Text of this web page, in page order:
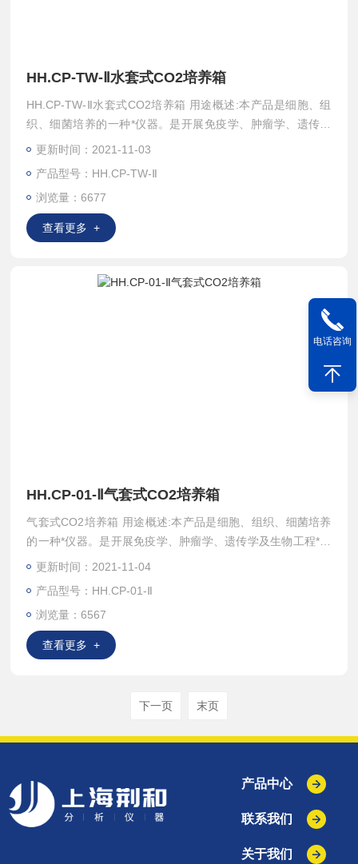
HH.CP-TW-Ⅱ水套式CO2培养箱
HH.CP-TW-Ⅱ水套式CO2培养箱 用途概述:本产品是细胞、组
织、细菌培养的一种*仪器。是开展免疫学、肿瘤学、遗传学
及生物工程*的关键设备，广泛应用于微生物、农业科学、药
更新时间：2021-11-03
产品型号：HH.CP-TW-Ⅱ
浏览量：6677
查看更多 +
HH.CP-01-Ⅱ气套式CO2培养箱
气套式CO2培养箱 用途概述:本产品是细胞、组织、细菌培养
的一种*仪器。是开展免疫学、肿瘤学、遗传学及生物工程*的
关键设备，广泛应用于微生物、农业科学、药物学的研究和生
更新时间：2021-11-04
产品型号：HH.CP-01-Ⅱ
浏览量：6567
查看更多 +
下一页 末页
产品中心
联系我们
关于我们
电话咨询